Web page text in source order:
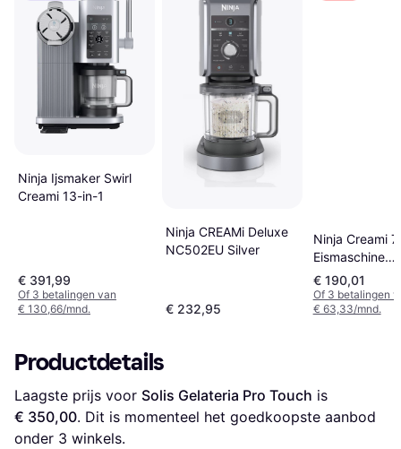
Ninja Ijsmaker Swirl
Creami 13-in-1
€ 391,99
Of 3 betalingen van
€ 130,66/mnd.
Ninja CREAMi Deluxe
NC502EU Silver
€ 232,95
Ninja Creami
Eismaschine
NC302EU
€ 190,01
Of 3 betalingen
€ 63,33/mnd.
Productdetails
Laagste prijs voor Solis Gelateria Pro Touch
€ 350,00. Dit is momenteel het goedkoopste aanbod
onder 3 winkels.